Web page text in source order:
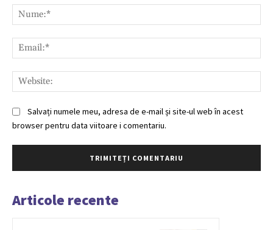
Salvați numele meu, adresa de e-mail și site-ul web în acest
browser pentru data viitoare i comentariu.
Articole recente